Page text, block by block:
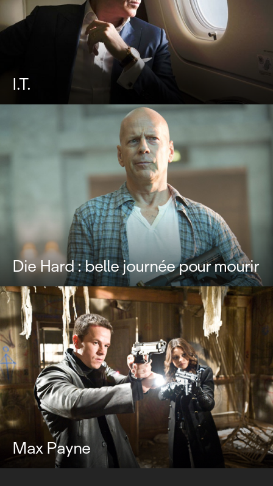
I.T.
Die Hard : belle journée pour mourir
Max Payne